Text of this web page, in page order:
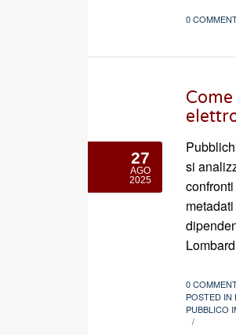
0
27
AGO
2025
si
0
POSTED IN
PUBBLICO
/